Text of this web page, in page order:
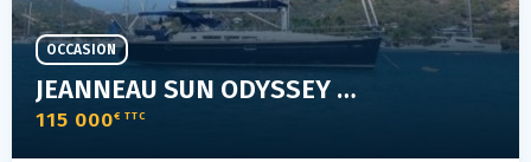
JEANNEAU SUN ODYSSEY 45
115 000€ TTC
OCCASION